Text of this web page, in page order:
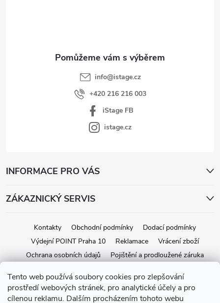
Tento web používá soubory cookies pro zlepšování
prostředí webových stránek, pro analytické účely a pro
cílenou reklamu. Dalším procházením tohoto webu
info@istage.cz
+420 216 216 003
iStage FB
istage.cz
INFORMACE PRO VÁS
ZÁKAZNICKÝ SERVIS
Kontakty Obchodní podmínky
Dodací podmínky
Výdejní POINT Praha 10
Reklamace
Vrácení zboží
Ochrana osobních údajů
Pojištění a prodloužené záruka
Copyright 2026iStage.cz. Všechna práva vyhrazena.Upravit nastavení